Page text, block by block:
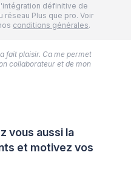
définitive de
Plus que pro. Voir
conditions générales.
vous aussi la
et motivez vos
fait plaisir. Ca me permet
collaborateur et de mon